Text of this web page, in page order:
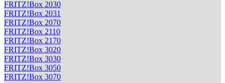
FRITZ!Box 2030
FRITZ!Box 2031
FRITZ!Box 2070
FRITZ!Box 2110
FRITZ!Box 2170
FRITZ!Box 3020
FRITZ!Box 3030
FRITZ!Box 3050
FRITZ!Box 3070